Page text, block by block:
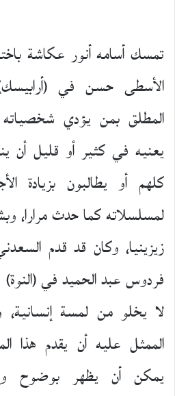
تمسك أسامه أنور عكاشة
الأسطى حسن في
المطلق بمن يؤدي
يعنيه في كثير أو قليل أن
كلهم أو يطالبون بزيادة
لمسلسلاته كما حدث
زيزينيا، وكان قد قدم
فردوس عبد الحميد في
لا يخلو من لمسة
الممثل عليه أن يقدم هذا
يمكن أن يظهر بوضوح